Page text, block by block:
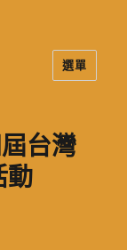
選單
台灣
動